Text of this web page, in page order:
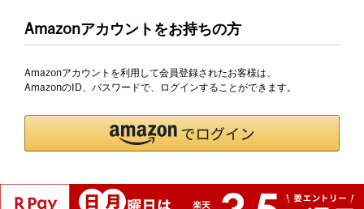
Amazonアカウントをお持ちの方
Amazonアカウントを利用して会員登録されたお客様は、
AmazonのID、パスワードで、ログインすることができます。